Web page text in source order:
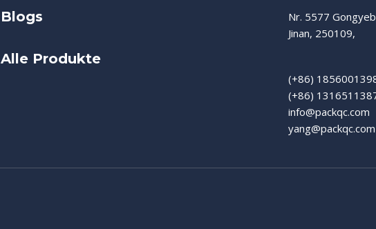
Blogs
Alle Produkte
Nr. 5577
Jinan, 250109,
(+86)
(+86)
info@packqc.com
yang@packqc.com